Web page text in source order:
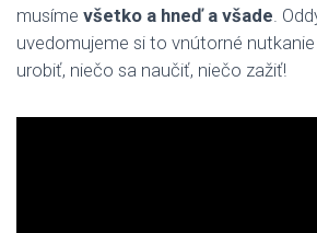
musíme všetko a hneď a všade.
uvedomujeme si to vnútorné
urobiť, niečo sa naučiť, niečo zažiť!